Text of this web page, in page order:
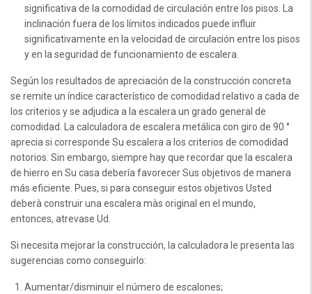
significativa de la comodidad de circulación entre los pisos. La
inclinación fuera de los límitos indicados puede influir
significativamente en la velocidad de circulación entre los pisos
y en la seguridad de funcionamiento de escalera.
Según los resultados de apreciación de la construcción concreta
se remite un índice característico de comodidad relativo a cada de
los criterios y se adjudica a la escalera un grado general de
comodidad. La calculadora de escalera metálica con giro de 90 °
aprecia si corresponde Su escalera a los criterios de comodidad
notorios. Sin embargo, siempre hay que recordar que la escalera
de hierro en Su casa debería favorecer Sus objetivos de manera
más eficiente. Pues, si para conseguir estos objetivos Usted
deberà construir una escalera màs original en el mundo,
entonces, atrevase Ud.
Si necesita mejorar la construcción, la calculadora le presenta las
sugerencias como conseguirlo:
Aumentar/disminuir el número de escalones;